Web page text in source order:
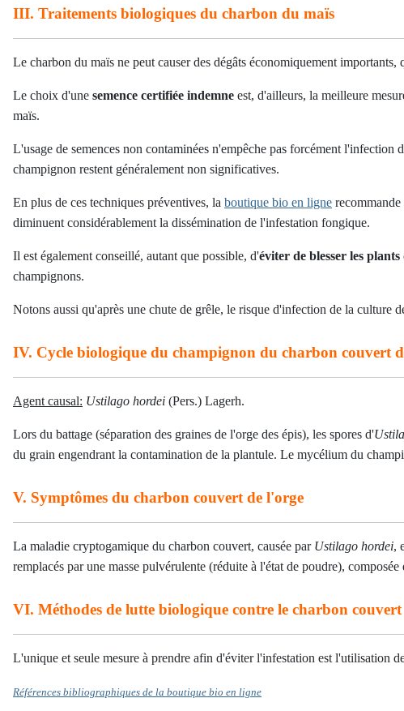
III. Traitements biologiques du charbon du maïs
Le charbon du maïs ne peut causer des dégâts économiquement
Le choix d'une semence certifiée indemne est, d'ailleurs, la meilleure
maïs.
L'usage de semences non contaminées n'empêche pas forcément l'infection
champignon restent généralement non significatives.
En plus de ces techniques préventives, la boutique bio en ligne recommande
diminuent considérablement la dissémination de l'infestation fongique.
Il est également conseillé, autant que possible, d'éviter de blesser les plants
champignons.
Notons aussi qu'après une chute de grêle, le risque d'infection de la culture
IV. Cycle biologique du champignon du charbon couvert
Agent causal: Ustilago hordei (Pers.) Lagerh.
Lors du battage (séparation des graines de l'orge des épis), les spores d'
du grain engendrant la contamination de la plantule. Le mycélium du
V. Symptômes du charbon couvert de l'orge
La maladie cryptogamique du charbon couvert, causée par Ustilago hordei,
remplacés par une masse pulvérulente (réduite à l'état de poudre),
VI. Méthodes de lutte biologique contre le charbon
L'unique et seule mesure à prendre afin d'éviter l'infestation est l'utilisation
Références bibliographiques de la boutique bio en ligne